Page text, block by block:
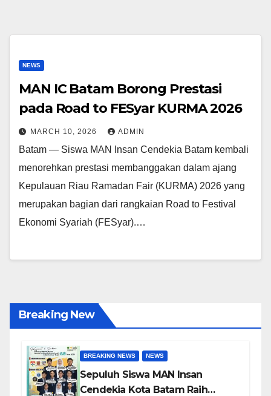
NEWS
MAN IC Batam Borong Prestasi
pada Road to FESyar KURMA 2026
MARCH 10, 2026 ADMIN
Batam — Siswa MAN Insan Cendekia Batam kembali
menorehkan prestasi membanggakan dalam ajang
Kepulauan Riau Ramadan Fair (KURMA) 2026 yang
merupakan bagian dari rangkaian Road to Festival
Ekonomi Syariah (FESyar).…
Breaking New
BREAKING NEWS NEWS
Sepuluh Siswa MAN Insan
Cendekia Kota Batam Raih